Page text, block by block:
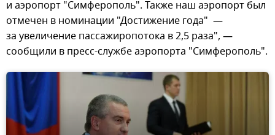
и аэропорт "Симферополь". Также наш аэропорт был
отмечен в номинации "Достижение года" —
за увеличение пассажиропотока в 2,5 раза", —
сообщили в пресс-службе аэропорта "Симферополь".